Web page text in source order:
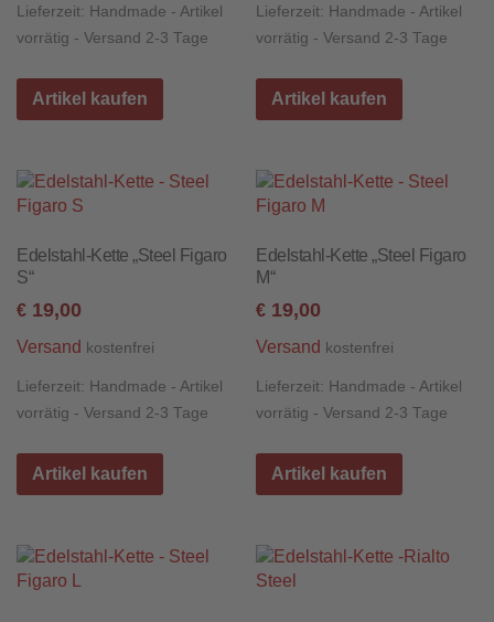
Lieferzeit: Handmade - Artikel
vorrätig - Versand 2-3 Tage
Artikel kaufen
Lieferzeit: Handmade - Artikel
vorrätig - Versand 2-3 Tage
Artikel kaufen
Edelstahl-Kette „Steel Figaro
S“
€ 19,00
Versand kostenfrei
Lieferzeit: Handmade - Artikel
vorrätig - Versand 2-3 Tage
Artikel kaufen
Edelstahl-Kette „Steel Figaro
M“
€ 19,00
Versand kostenfrei
Lieferzeit: Handmade - Artikel
vorrätig - Versand 2-3 Tage
Artikel kaufen